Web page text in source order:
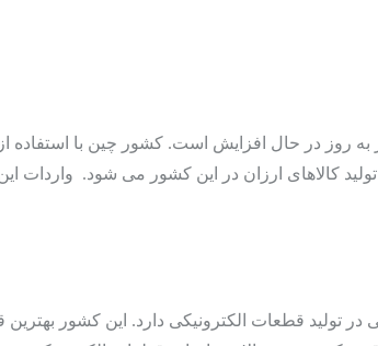
به روز در حال افزایش است. کشور چین با استفاده
کالاهای ارزان در این کشور می شود. واردات
در تولید قطعات الکترونیکی دارد. این کشور